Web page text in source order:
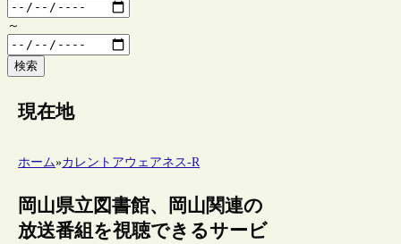
～
検索
現在地
ホーム»カレントアウェアネス-R
岡山県立図書館、岡山関連の
放送番組を視聴できるサービ